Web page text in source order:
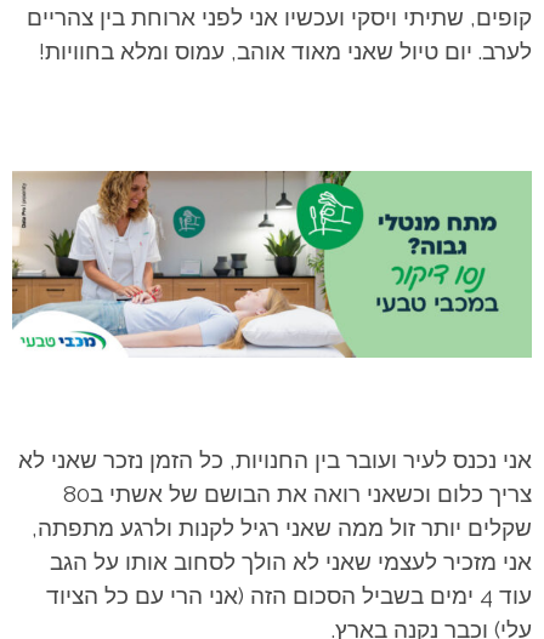
קופים, שתיתי ויסקי ועכשיו אני לפני ארוחת בין צהריים
לערב. יום טיול שאני מאוד אוהב, עמוס ומלא בחוויות!
אני נכנס לעיר ועובר בין החנויות, כל הזמן נזכר שאני לא
צריך כלום וכשאני רואה את הבושם של אשתי ב80
שקלים יותר זול ממה שאני רגיל לקנות ולרגע מתפתה,
אני מזכיר לעצמי שאני לא הולך לסחוב אותו על הגב
עוד 4 ימים בשביל הסכום הזה (אני הרי עם כל הציוד
עלי) וכבר נקנה בארץ.